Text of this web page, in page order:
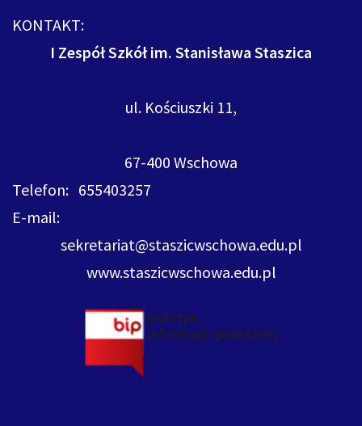
KONTAKT:
I Zespół Szkół im. Stanisława Staszica
ul. Kościuszki 11,
67-400 Wschowa
Telefon: 655403257
E-mail:
sekretariat@staszicwschowa.edu.pl
www.staszicwschowa.edu.pl